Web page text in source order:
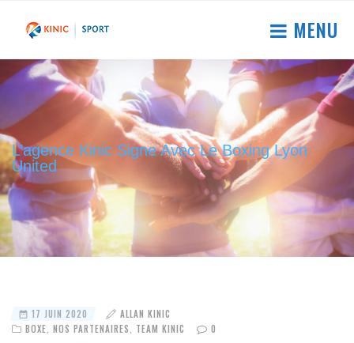
MENU
L’agence Kinic Signe Avec Le Boxing Lyon
United
17 JUIN 2020
ALLAN KINIC
BOXE NOS PARTENAIRES TEAM KINIC 0